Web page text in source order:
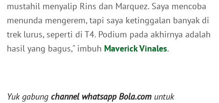
mustahil menyalip Rins dan Marquez. Saya mencoba
menunda mengerem, tapi saya ketinggalan banyak di
trek lurus, seperti di T4. Podium pada akhirnya adalah
hasil yang bagus," imbuh Maverick Vinales.
Yuk gabung channel whatsapp Bola.com untuk